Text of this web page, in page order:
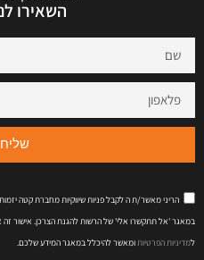
השאירו
הריני מאשר/ת ה לקבל פניות שיווקיות מחברת קטה
במאגר 'אל תתקשרו אלי' של הרשות להגנת הצרכן. אישור זה
למדיניות הפרטיות ומאשר להיכלל במאגר המידע שלכם.